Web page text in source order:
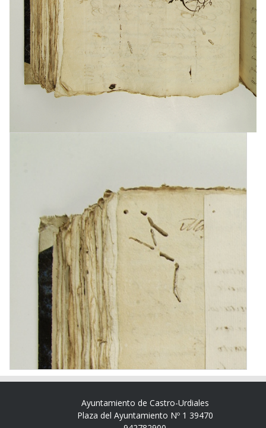
Ayuntamiento de Castro-Urdiales
Plaza del Ayuntamiento Nº 1 39470